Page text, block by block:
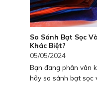
So Sánh Bạt Sọc
Khác Biệt?
05/05/2024
Bạn đang phân vân
hãy so sánh bạt sọc